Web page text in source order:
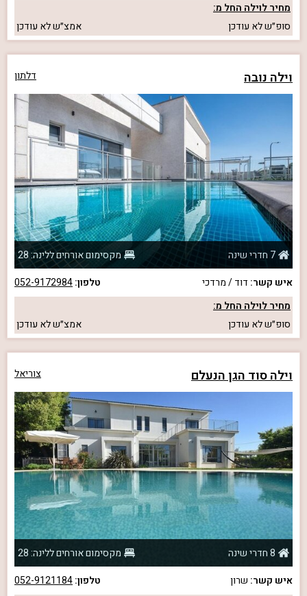
מחיר לוילה החל מ:
סופ״שלא עודכן אמצ״שלא עודכן
וילה נובה דלתון
7 חדרי שינה
מקסימום אורחים ללינה: 28
איש קשר: דוד / מרדכי טלפון:052-9172984
מחיר לוילה החל מ:
סופ״שלא עודכן אמצ״שלא עודכן
וילה סוד הגן הנעלם צוריאל
8 חדרי שינה
מקסימום אורחים ללינה: 28
איש קשר: שרון טלפון:052-9121184